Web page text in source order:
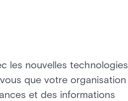
les nouvelles technologies
que votre organisation
et des informations